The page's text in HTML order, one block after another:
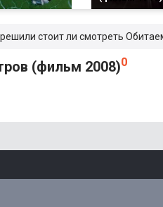
стоит ли смотреть
(фильм 2008)0